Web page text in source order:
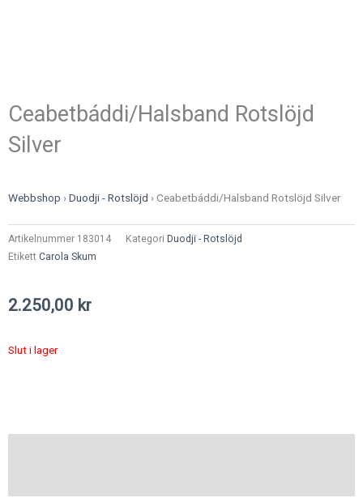
Ceabetbáddi/Halsband Rotslöjd
Silver
Webbshop ›Duodji - Rotslöjd ›Ceabetbáddi/Halsband Rotslöjd Silver
Artikelnummer 183014 Kategori Duodji - Rotslöjd
Etikett Carola Skum
2.250,00 kr
Slut i lager